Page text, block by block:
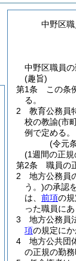
中野区
中野区職員
(趣旨)
第1条
この条
る。
2
教育公務員
校の教諭(市
例で定める。
(令元
(1週間の正
第2条
職員の
2
地方公務員
う。)の承認
は、 前項の
った職員に
3
地方公務員
項の規定に
4
地方公共団
の正規の勤務